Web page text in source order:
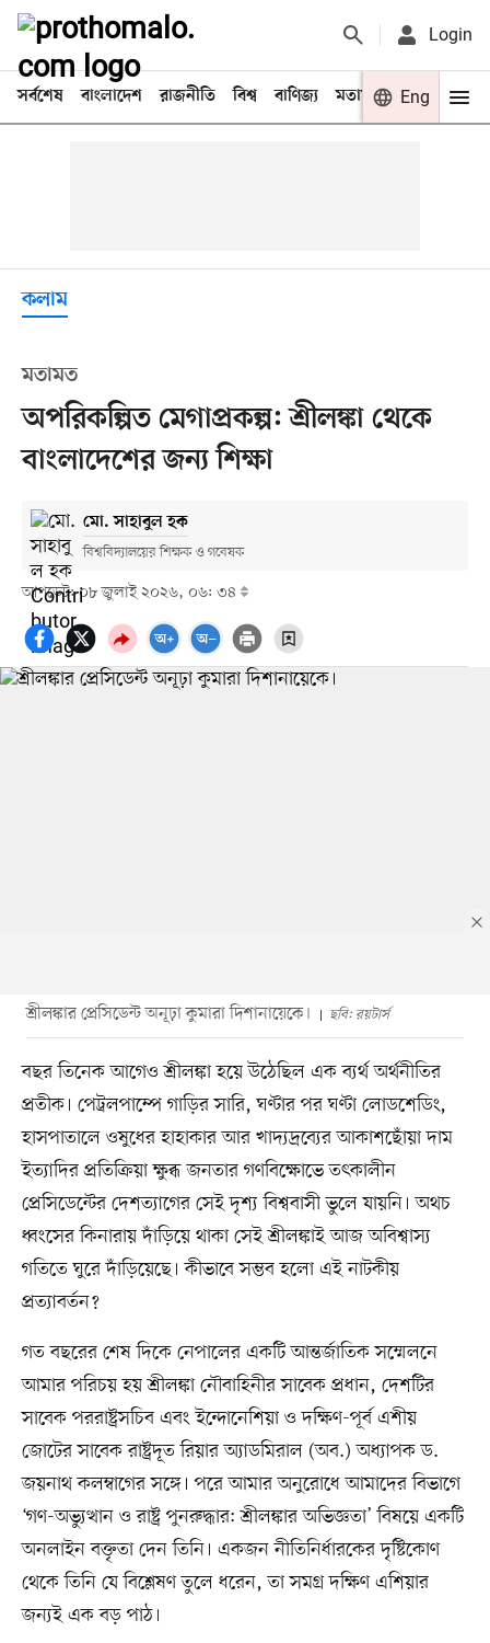
Login
সর্বশেষ বাংলাদেশ রাজনীতি বিশ্ব বাণিজ্য মতামত খেলা
Eng
কলাম
মতামত
অপরিকল্পিত মেগাপ্রকল্প: শ্রীলঙ্কা থেকে
বাংলাদেশের জন্য শিক্ষা
মো. সাহাবুল হক
বিশ্ববিদ্যালয়ের শিক্ষক ও গবেষক
আপডেট: ০৮ জুলাই ২০২৬, ০৬: ৩৪
শ্রীলঙ্কার প্রেসিডেন্ট অনূঢ়া কুমারা দিশানায়েকে। ছবি: রয়টার্স
বছর তিনেক আগেও শ্রীলঙ্কা হয়ে উঠেছিল এক ব্যর্থ অর্থনীতির
প্রতীক। পেট্রলপাম্পে গাড়ির সারি, ঘণ্টার পর ঘণ্টা লোডশেডিং,
হাসপাতালে ওষুধের হাহাকার আর খাদ্যদ্রব্যের আকাশছোঁয়া দাম
ইত্যাদির প্রতিক্রিয়া ক্ষুব্ধ জনতার গণবিক্ষোভে তৎকালীন
প্রেসিডেন্টের দেশত্যাগের সেই দৃশ্য বিশ্ববাসী ভুলে যায়নি। অথচ
ধ্বংসের কিনারায় দাঁড়িয়ে থাকা সেই শ্রীলঙ্কাই আজ অবিশ্বাস্য
গতিতে ঘুরে দাঁড়িয়েছে। কীভাবে সম্ভব হলো এই নাটকীয়
প্রত্যাবর্তন?
গত বছরের শেষ দিকে নেপালের একটি আন্তর্জাতিক সম্মেলনে
আমার পরিচয় হয় শ্রীলঙ্কা নৌবাহিনীর সাবেক প্রধান, দেশটির
সাবেক পররাষ্ট্রসচিব এবং ইন্দোনেশিয়া ও দক্ষিণ-পূর্ব এশীয়
জোটের সাবেক রাষ্ট্রদূত রিয়ার অ্যাডমিরাল (অব.) অধ্যাপক ড.
জয়নাথ কলম্বাগের সঙ্গে। পরে আমার অনুরোধে আমাদের বিভাগে
‘গণ-অভ্যুত্থান ও রাষ্ট্র পুনরুদ্ধার: শ্রীলঙ্কার অভিজ্ঞতা’ বিষয়ে একটি
অনলাইন বক্তৃতা দেন তিনি। একজন নীতিনির্ধারকের দৃষ্টিকোণ
থেকে তিনি যে বিশ্লেষণ তুলে ধরেন, তা সমগ্র দক্ষিণ এশিয়ার
জন্যই এক বড় পাঠ।